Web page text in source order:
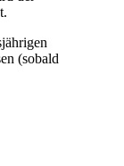
(sobald